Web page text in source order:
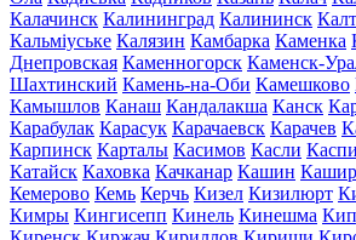
Калачинск Калининград Калининск
Кальміуське Калязин Камбарка Каменка
Днепровская Каменногорск Каменск-
Шахтинский Камень-на-Оби Камешково
Камышлов Канаш Кандалакша Канск
Карабулак Карасук Карачаевск Карачев
Карпинск Карталы Касимов Касли
Катайск Каховка Качканар Кашин
Кемерово Кемь Керчь Кизел Кизилюрт
Кимры Кингисепп Кинель Кинешма